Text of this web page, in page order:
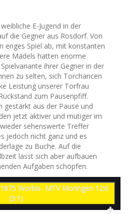
E-Jugend in der
die Gegner aus Rosdorf. Von
enges Spiel ab, mit konstanten
Mädels hatten enorme
ihrer Gegner in der
zu selten, sich Torchancen
Leistung unserer Torfrau
zum Pausenpfiff.
gestärkt aus der Pause und
jetzt aktiver und mutiger im
sehenswerte Treffer
jedoch nicht ganz und es
zu Buche. Auf die
lässt sich aber aufbauen
Aufgaben schöpfen.
Worbis- MTV Moringen 12:6
(3:1)